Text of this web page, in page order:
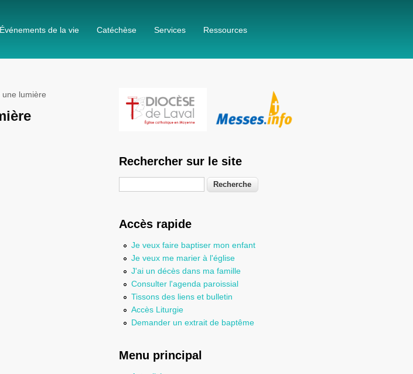
Événements de la vie Catéchèse Services Ressources
lumière
Rechercher sur le site
Accès rapide
Je veux faire baptiser mon enfant
Je veux me marier à l'église
J'ai un décès dans ma famille
Consulter l'agenda paroissial
Tissons des liens et bulletin
Accès Liturgie
Demander un extrait de baptême
Menu principal